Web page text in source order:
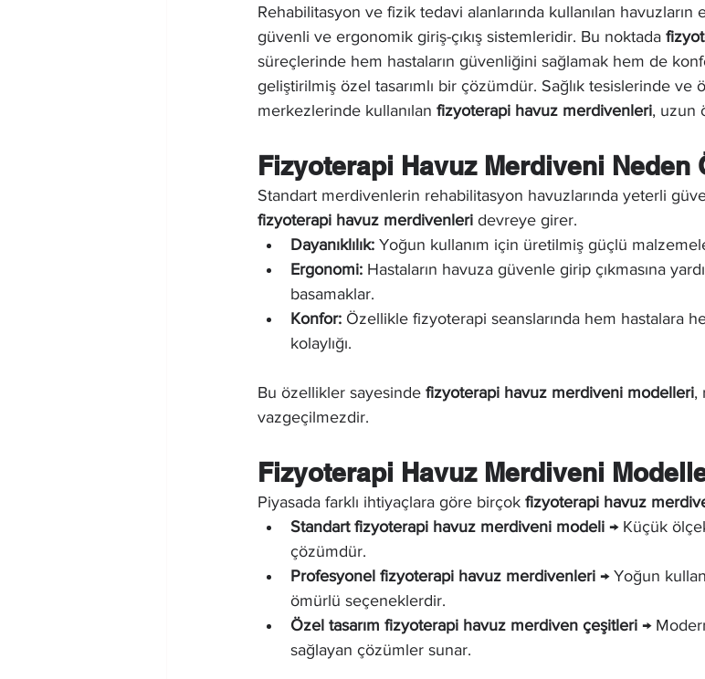
Rehabilitasyon ve fizik tedavi alanlarında kullanılan havuzların
güvenli ve ergonomik giriş-çıkış sistemleridir. Bu noktada
süreçlerinde hem hastaların güvenliğini sağlamak hem de
geliştirilmiş özel tasarımlı bir çözümdür. Sağlık tesislerinde ve
merkezlerinde kullanılan fizyoterapi havuz merdivenleri, uzun
Fizyoterapi Havuz Merdiveni Neden
Standart merdivenlerin rehabilitasyon havuzlarında yeterli
fizyoterapi havuz merdivenleri devreye girer.
Dayanıklılık: Yoğun kullanım için üretilmiş güçlü
Ergonomi: Hastaların havuza güvenle girip çıkmasına
basamaklar.
Konfor: Özellikle fizyoterapi seanslarında hem hastalara
kolaylığı.
Bu özellikler sayesinde fizyoterapi havuz merdiveni modelleri,
vazgeçilmezdir.
Fizyoterapi Havuz Merdiveni
Piyasada farklı ihtiyaçlara göre birçok fizyoterapi havuz
Standart fizyoterapi havuz merdiveni modeli → Küçük
çözümdür.
Profesyonel fizyoterapi havuz merdivenleri → Yoğun
ömürlü seçeneklerdir.
Özel tasarım fizyoterapi havuz merdiven çeşitleri →
sağlayan çözümler sunar.